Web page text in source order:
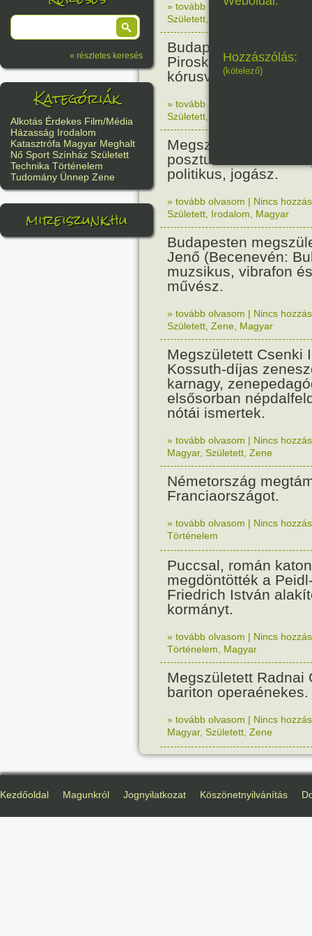
» részletes keresés
Kategóriák
Alkotás Érdekes Film/Média
Házasság Irodalom
Katasztrófa Magyar Meghalt
Nő Sport Színház Született
Technika Történelem
Tudomány Ünnep Zene
mireiszunk.hu
» tovább olvasom|Nincs
Született
Budapesten
Piroska
kórusvezető.
» tovább olvasom
Született
Megszületett Bibó
posztumusz
politikus, jogász.
» tovább olvasom | Nincs
Született Irodalom Magyar
Budapesten
Jenő (Becenevén:
muzsikus, vibrafon
művész.
» tovább olvasom | Nincs
Született Zene Magyar
Megszületett Csenki
Kossuth-díjas
karnagy,
elsősorban
nótái ismertek.
» tovább olvasom | Nincs
Magyar, Született Zene
Németország
Franciaországot.
» tovább olvasom | Nincs
Történelem
Puccsal, román
megdöntötték a
Friedrich István
kormányt.
» tovább olvasom | Nincs
Történelem
Magyar
Megszületett Radnai
bariton operaénekes.
» tovább olvasom | Nincs
Magyar, Született Zene
Hozzászólás:
(kötelező)
Kezdőoldal Magunkról Jognyilatkozat Köszönetnyilvánítás